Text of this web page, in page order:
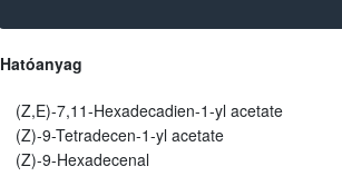
Hatóanyag
(Z,E)-7,11-Hexadecadien-1-yl acetate
(Z)-9-Tetradecen-1-yl acetate
(Z)-9-Hexadecenal